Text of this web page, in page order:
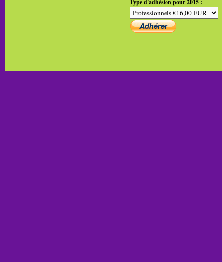
Type d'adhésion pour 2015 :